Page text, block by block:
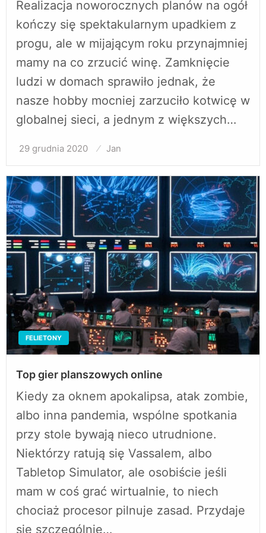
Realizacja noworocznych planów na ogół
kończy się spektakularnym upadkiem z
progu, ale w mijającym roku przynajmniej
mamy na co zrzucić winę. Zamknięcie
ludzi w domach sprawiło jednak, że
nasze hobby mocniej zarzuciło kotwicę w
globalnej sieci, a jednym z większych…
Opublikowane
29 grudnia 2020 Jan
FELIETONY
Top gier planszowych online
Kiedy za oknem apokalipsa, atak zombie,
albo inna pandemia, wspólne spotkania
przy stole bywają nieco utrudnione.
Niektórzy ratują się Vassalem, albo
Tabletop Simulator, ale osobiście jeśli
mam w coś grać wirtualnie, to niech
chociaż procesor pilnuje zasad. Przydaje
się szczególnie…